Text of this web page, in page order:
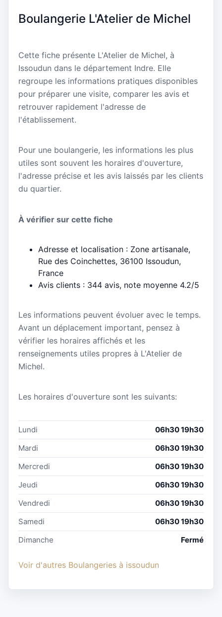
Boulangerie L'Atelier de Michel
Cette fiche présente L'Atelier de Michel, à
Issoudun dans le département Indre. Elle
regroupe les informations pratiques disponibles
pour préparer une visite, comparer les avis et
retrouver rapidement l'adresse de
l'établissement.
Pour une boulangerie, les informations les plus
utiles sont souvent les horaires d'ouverture,
l'adresse précise et les avis laissés par les clients
du quartier.
À vérifier sur cette fiche
Adresse et localisation : Zone artisanale,
Rue des Coinchettes, 36100 Issoudun,
France
Avis clients : 344 avis, note moyenne 4.2/5
Les informations peuvent évoluer avec le temps.
Avant un déplacement important, pensez à
vérifier les horaires affichés et les
renseignements utiles propres à L'Atelier de
Michel.
Les horaires d'ouverture sont les suivants:
Lundi
06h30 19h30
Mardi
06h30 19h30
Mercredi
06h30 19h30
Jeudi
06h30 19h30
Vendredi
06h30 19h30
Samedi
06h30 19h30
Dimanche
Fermé
Voir d'autres Boulangeries à issoudun